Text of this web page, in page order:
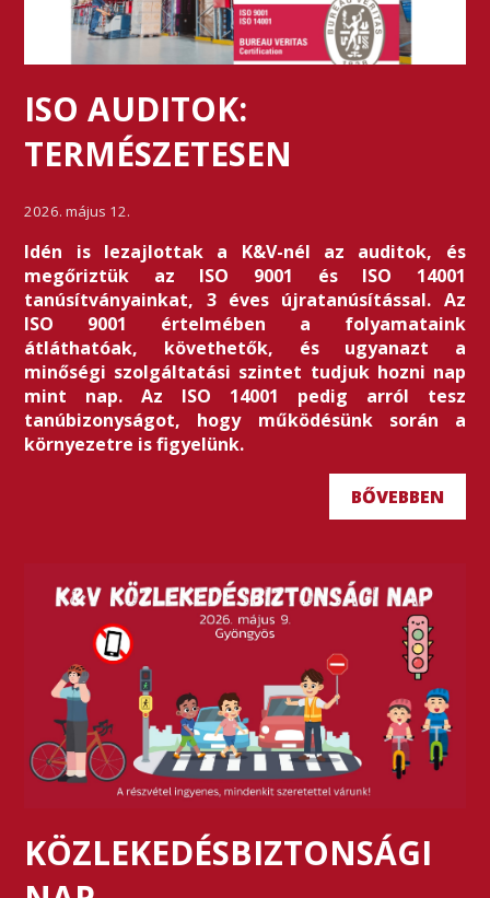
ISO AUDITOK:
TERMÉSZETESEN
2026. május 12.
Idén is lezajlottak a K&V-nél az auditok, és
megőriztük az ISO 9001 és ISO 14001
tanúsítványainkat, 3 éves újratanúsítással. Az
ISO 9001 értelmében a folyamataink
átláthatóak, követhetők, és ugyanazt a
minőségi szolgáltatási szintet tudjuk hozni nap
mint nap. Az ISO 14001 pedig arról tesz
tanúbizonyságot, hogy működésünk során a
környezetre is figyelünk.
BŐVEBBEN
KÖZLEKEDÉSBIZTONSÁGI